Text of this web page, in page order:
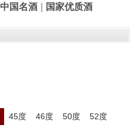
中国名酒 国家优质酒
45度 46度 50度
52度